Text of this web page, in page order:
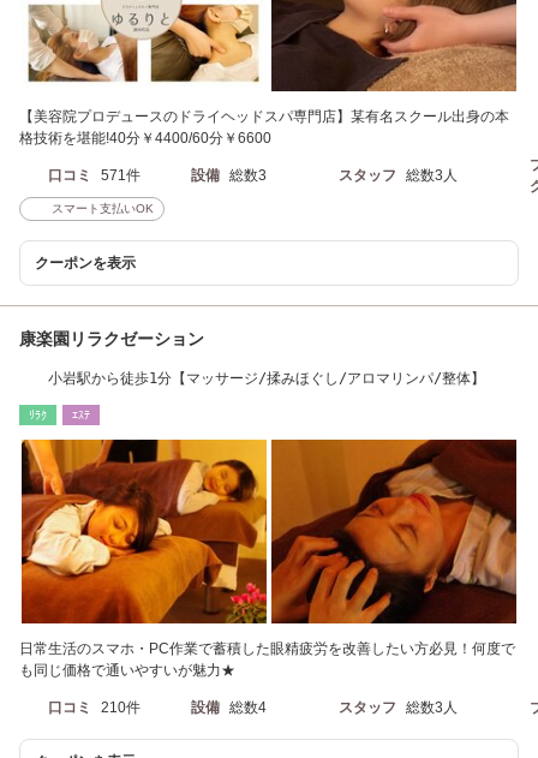
【美容院プロデュースのドライヘッドスパ専門店】某有名スクール出身の本
格技術を堪能!40分￥4400/60分￥6600
口コミ 571件 設備 総数3 スタッフ 総数3人
スマート支払いOK
クーポンを表示
康楽園リラクゼーション
小岩駅から徒歩1分【マッサージ/揉みほぐし/アロマリンパ/整体】
ﾘﾗｸ ｴｽﾃ
日常生活のスマホ・PC作業で蓄積した眼精疲労を改善したい方必見！何度で
も同じ価格で通いやすいが魅力★
口コミ 210件 設備 総数4 スタッフ 総数3人